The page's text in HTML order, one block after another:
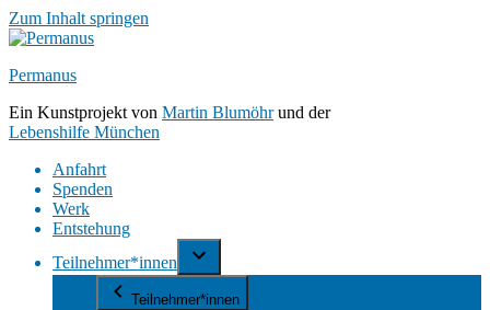
Zum Inhalt springen
Permanus
Ein Kunstprojekt von Martin Blumöhrund der
Lebenshilfe München
Anfahrt
Spenden
Werk
Entstehung
Teilnehmer*innen
Teilnehmer*innen